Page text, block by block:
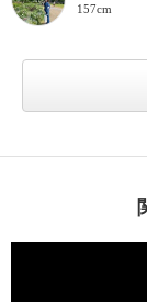
157cm